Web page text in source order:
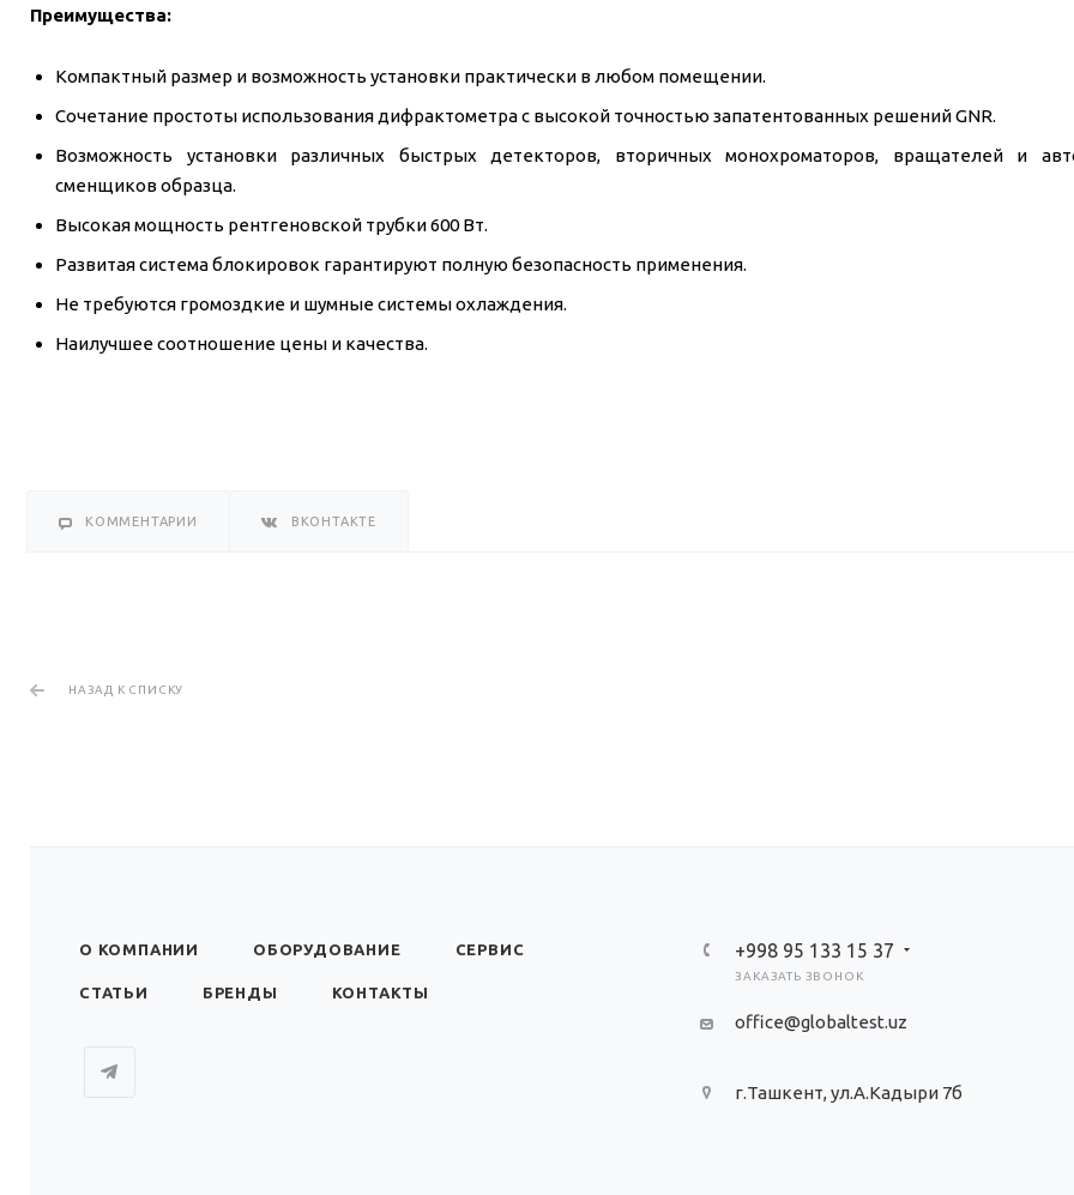
Преимущества:
Компактный размер и возможность установки практически в любом помещении.
Сочетание простоты использования дифрактометра с высокой точностью запатентованных решений GNR.
Возможность установки различных быстрых детекторов, вторичных монохроматоров, вращателей и
сменщиков образца.
Высокая мощность рентгеновской трубки 600 Вт.
Развитая система блокировок гарантируют полную безопасность применения.
Не требуются громоздкие и шумные системы охлаждения.
Наилучшее соотношение цены и качества.
КОММЕНТАРИИ ВКОНТАКТЕ
НАЗАД К СПИСКУ
О КОМПАНИИ ОБОРУДОВАНИЕ СЕРВИС
СТАТЬИ БРЕНДЫ КОНТАКТЫ
+998 95 133 15 37
ЗАКАЗАТЬ ЗВОНОК
office@globaltest.uz
г.Ташкент, ул.А.Кадыри 7б